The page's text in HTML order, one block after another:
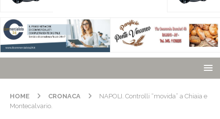
HOME CRONACA
NAPOLI. Controlli “movida” a Chiaia e
Montecalvario.